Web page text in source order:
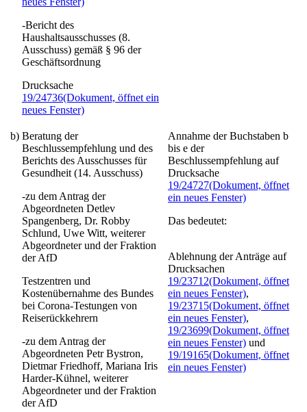
-Bericht des
Haushaltsausschusses (8.
Ausschuss) gemäß § 96 der
Geschäftsordnung
Drucksache
19/24736(Dokument, öffnet ein
neues Fenster)
b) Beratung der
Beschlussempfehlung und des
Berichts des Ausschusses für
Gesundheit (14. Ausschuss)
-zu dem Antrag der
Abgeordneten Detlev
Spangenberg, Dr. Robby
Schlund, Uwe Witt, weiterer
Abgeordneter und der Fraktion
der AfD
Testzentren und
Kostenübernahme des Bundes
bei Corona-Testungen von
Reiserückkehrern
-zu dem Antrag der
Abgeordneten Petr Bystron,
Dietmar Friedhoff, Mariana Iris
Harder-Kühnel, weiterer
Abgeordneter und der Fraktion
der AfD
Annahme der Buchstaben b
bis e der
Beschlussempfehlung auf
Drucksache
19/24727(Dokument, öffnet
ein neues Fenster)
Das bedeutet:
Ablehnung der Anträge auf
Drucksachen
19/23712(Dokument, öffnet
ein neues Fenster),
19/23715(Dokument, öffnet
ein neues Fenster),
19/23699(Dokument, öffnet
ein neues Fenster) und
19/19165(Dokument, öffnet
ein neues Fenster)